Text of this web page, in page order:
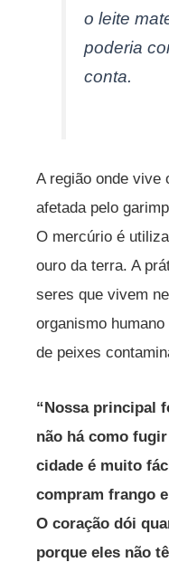
o leite
poderia
conta.
A região onde vive
afetada pelo
O mercúrio é
ouro da terra. A
seres que vivem
organismo
de peixes
“Nossa principal
não há como
cidade é muito
compram frango
O coração dói
porque eles não